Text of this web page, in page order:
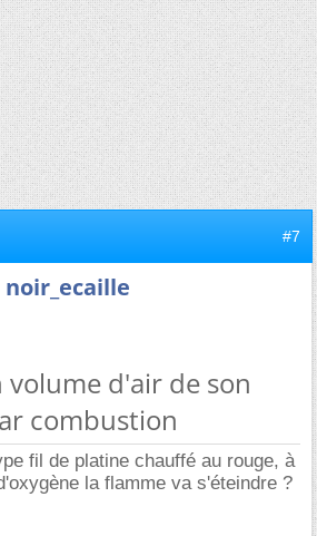
#7
noir_ecaille
volume d'air de son
combustion
fil de platine chauffé au rouge, à
la flamme va s'éteindre ?